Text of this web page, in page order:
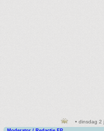
• dinsdag 2